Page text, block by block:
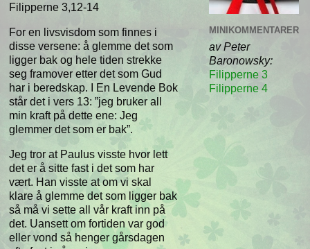
Filipperne 3,12-14
For en livsvisdom som finnes i
disse versene: å glemme det som
ligger bak og hele tiden strekke
seg framover etter det som Gud
har i beredskap. I En Levende Bok
står det i vers 13: ”jeg bruker all
min kraft på dette ene: Jeg
glemmer det som er bak”.
Jeg tror at Paulus visste hvor lett
det er å sitte fast i det som har
vært. Han visste at om vi skal
klare å glemme det som ligger bak
så må vi sette all vår kraft inn på
det. Uansett om fortiden var god
eller vond så henger gårsdagen
MINIKOMMENTARER
av Peter
Baronowsky:
Filipperne 3
Filipperne 4